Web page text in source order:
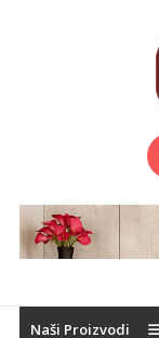
Naši Proizvodi